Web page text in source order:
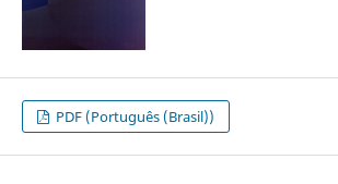
PDF (Português (Brasil))